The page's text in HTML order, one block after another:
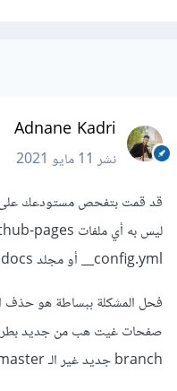
Adnane Kadri
نشر11 مايو 2021
__config.yml أو مجلد docs أو index.html أو readme.md .
فحل المشكلة ببساطة هو حذف
صفحات غيت هب من جديد
branch جديد غير الـ master ) .